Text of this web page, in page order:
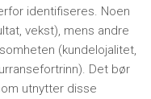
identifiseres. Noen
vekst), mens andre
(kundelojalitet,
Det bør
utnytter disse